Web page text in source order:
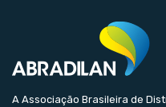
A Associação Brasileira de